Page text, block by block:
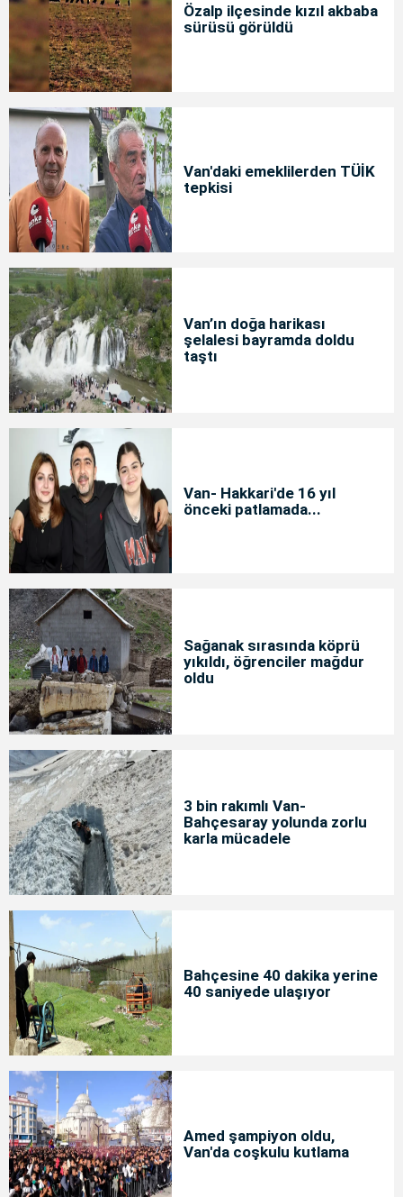
Özalp ilçesinde kızıl akbaba
sürüsü görüldü
Van'daki emeklilerden TÜİK
tepkisi
Van’ın doğa harikası
şelalesi bayramda doldu
taştı
Van- Hakkari'de 16 yıl
önceki patlamada...
Sağanak sırasında köprü
yıkıldı, öğrenciler mağdur
oldu
3 bin rakımlı Van-
Bahçesaray yolunda zorlu
karla mücadele
Bahçesine 40 dakika yerine
40 saniyede ulaşıyor
Amed şampiyon oldu,
Van'da coşkulu kutlama